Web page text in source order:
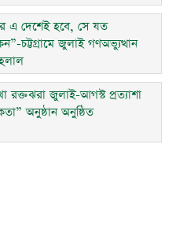
এ দেশেই হবে, সে যত
চট্টগ্রামে জুলাই গণঅভ্যুত্থান
রক্তঝরা জুলাই-আগস্ট প্রত্যাশা
অনুষ্ঠান অনুষ্ঠিত